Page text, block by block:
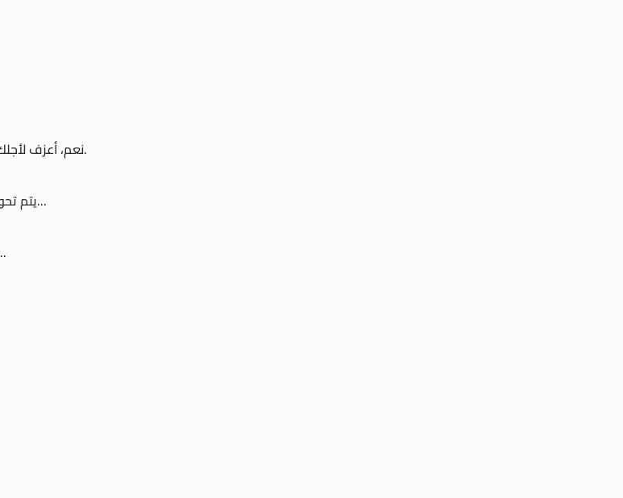
نعم، أعزف لأجلك متاح على نطاق واسع في الأماكن التي يتوفر فيها برنامج الهدايا على تيك توك.
يتم تحويل جميع الهدايا إلى ألماسات، والتي يمكن استردادها من حسابك على تيك توك...
قد تفرض تيك توك أحيانًا حدودًا